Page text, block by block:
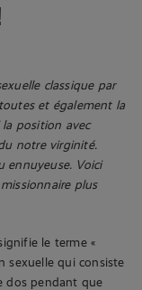
classique par
et également la
la position avec
notre virginité.
ennuyeuse. Voici
plus
le terme «
sexuelle qui consiste
dos pendant que